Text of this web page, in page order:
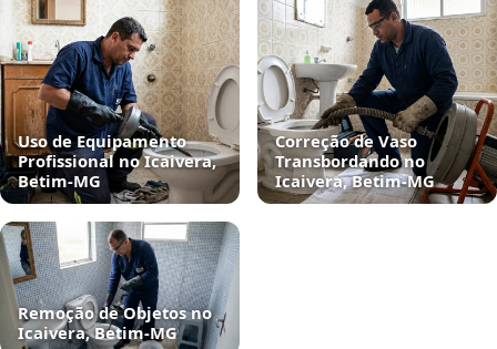
Uso de Equipamento
Profissional no Icaivera,
Betim‑MG
Correção de Vaso
Transbordando no
Icaivera, Betim‑MG
Remoção de Objetos no
Icaivera, Betim‑MG